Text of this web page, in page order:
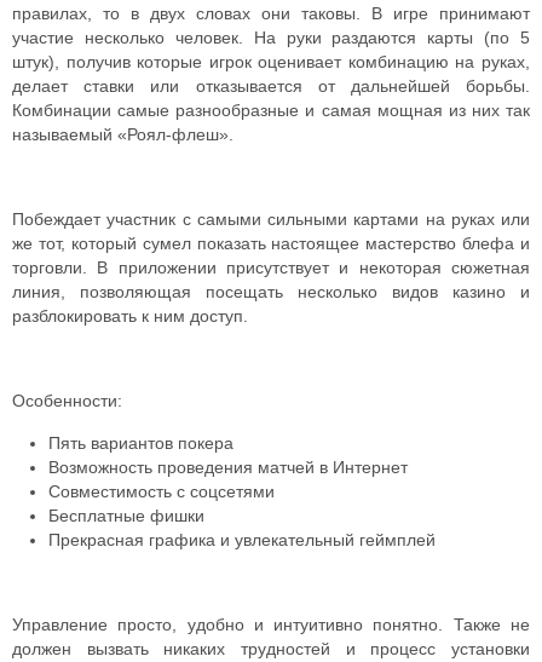
правилах, то в двух словах они таковы. В игре принимают
участие несколько человек. На руки раздаются карты (по 5
штук), получив которые игрок оценивает комбинацию на руках,
делает ставки или отказывается от дальнейшей борьбы.
Комбинации самые разнообразные и самая мощная из них так
называемый «Роял-флеш».
Побеждает участник с самыми сильными картами на руках или
же тот, который сумел показать настоящее мастерство блефа и
торговли. В приложении присутствует и некоторая сюжетная
линия, позволяющая посещать несколько видов казино и
разблокировать к ним доступ.
Особенности:
Пять вариантов покера
Возможность проведения матчей в Интернет
Совместимость с соцсетями
Бесплатные фишки
Прекрасная графика и увлекательный геймплей
Управление просто, удобно и интуитивно понятно. Также не
должен вызвать никаких трудностей и процесс установки